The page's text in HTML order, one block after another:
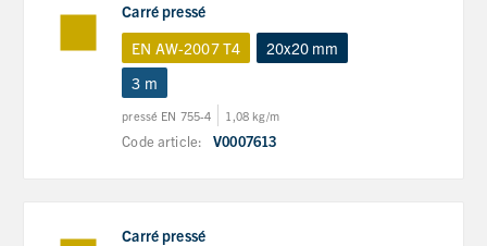
Carré pressé
EN AW-2007 T4
20x20 mm
3 m
pressé EN 755-4 1,08 kg/m
Code article: V0007613
Carré pressé